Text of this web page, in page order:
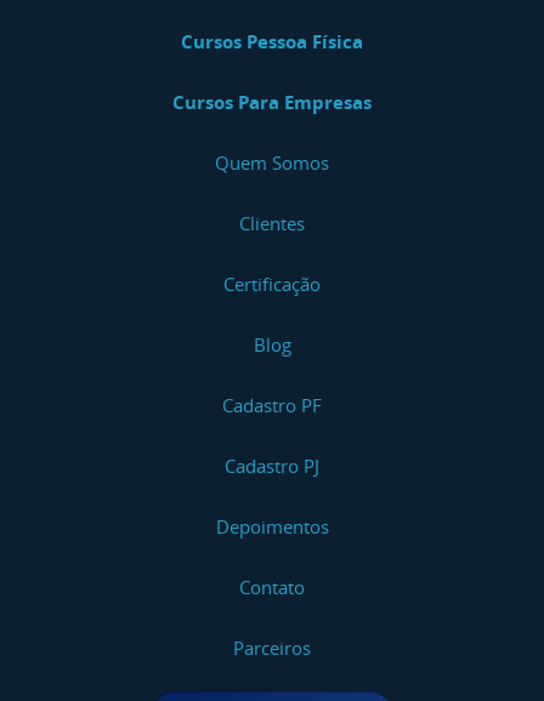
Cursos Pessoa Física
Cursos Para Empresas
Quem Somos
Clientes
Certificação
Blog
Cadastro PF
Cadastro PJ
Depoimentos
Contato
Parceiros